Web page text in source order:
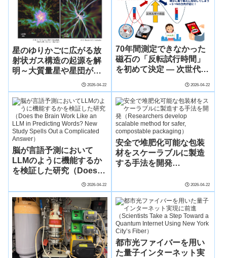
星のゆりかごに広がる放
射状ガス構造の起源を解
明～大質量星や星団が生
まれる環境を読み解く鍵
に～
2026-04-22
70年間測定できなかった
磁石の「反転試行時間」
を初めて決定 ― 次世代磁
―
2026-04-22
脳が言語予測において
LLMのように機能するか
を検証した研究（Does
the Brain Work Like an
LLM in Predicting
Words? New Study
Spells Out a
Complicated Answer）
2026-04-22
安全で堆肥化可能な包装
材をスケーラブルに製造
する手法を開発
scalable method for
safer, compostable
packaging）
2026-04-22
都市光ファイバーを用い
た量子インターネット実